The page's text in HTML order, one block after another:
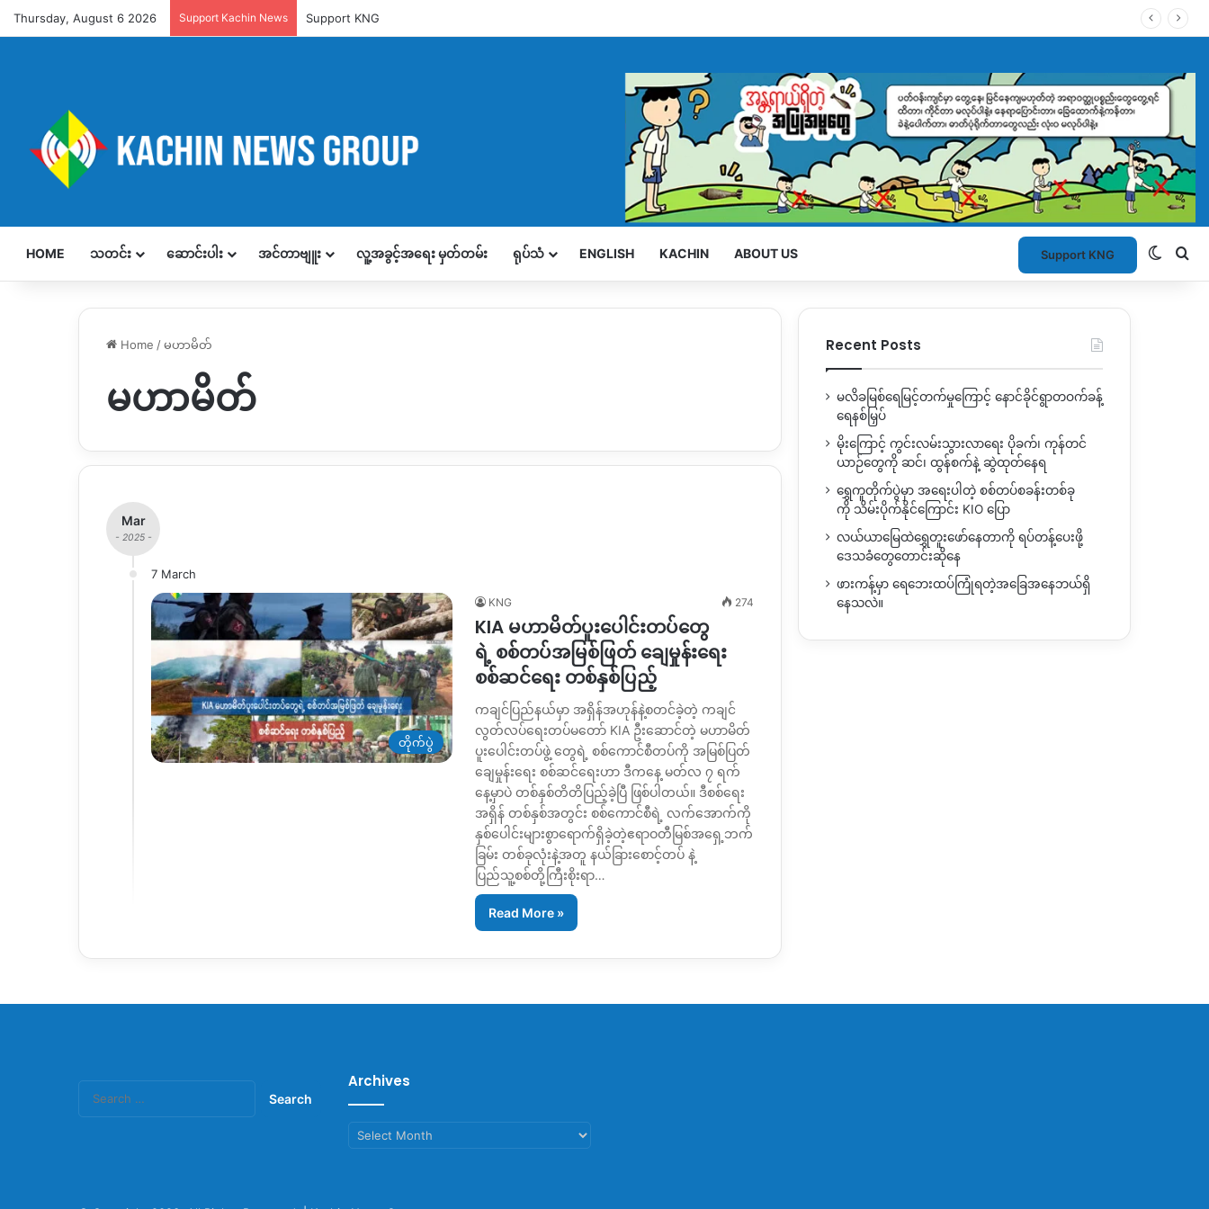
Thursday, August 6 2026 Support Kachin News Support KNG
HOME သတင်း ဆောင်းပါး အင်တာဗျူး လူ့အခွင့်အရေး မှတ်တမ်း ရုပ်သံ ENGLISH KACHIN ABOUT US Support KNG
Home /မဟာမိတ်
မဟာမိတ်
Mar
- 2025 -
7 March
တိုက်ပွဲ
KNG 274
KIA မဟာမိတ်ပူးပေါင်းတပ်တွေ
ရဲ့ စစ်တပ်အမြစ်ဖြတ် ချေမှုန်းရေး
စစ်ဆင်ရေး တစ်နှစ်ပြည့်
ကချင်ပြည်နယ်မှာ အရှိန်အဟုန်နဲ့စတင်ခဲ့တဲ့ ကချင်
လွတ်လပ်ရေးတပ်မတော် KIA ဦးဆောင်တဲ့ မဟာမိတ်
ပူးပေါင်းတပ်ဖွဲ့ တွေရဲ့ စစ်ကောင်စီတပ်ကို အမြစ်ပြတ်
ချေမှုန်းရေး စစ်ဆင်ရေးဟာ ဒီကနေ့ မတ်လ ၇ ရက်
နေ့မှာပဲ တစ်နှစ်တိတိပြည့်ခဲ့ပြီ ဖြစ်ပါတယ်။ ဒီစစ်ရေး
အရှိန် တစ်နှစ်အတွင်း စစ်ကောင်စီရဲ့ လက်အောက်ကို
နှစ်ပေါင်းများစွာရောက်ရှိခဲ့တဲ့ဧရာဝတီမြစ်အရှေ့ဘက်
ခြမ်း တစ်ခုလုံးနဲ့အတူ နယ်ခြားစောင့်တပ် နဲ့
ပြည်သူ့စစ်တို့ကြီးစိုးရာ…
Read More »
Recent Posts
မလိခမြစ်ရေမြင့်တက်မှုကြောင့် နောင်ခိုင်ရွာတဝက်ခန့်
ရေနစ်မြှပ်
မိုးကြောင့် ကွင်းလမ်းသွားလာရေး ပိုခက်၊ ကုန်တင်
ယာဉ်တွေကို ဆင်၊ ထွန်စက်နဲ့ ဆွဲထုတ်နေရ
ရွှေကူတိုက်ပွဲမှာ အရေးပါတဲ့ စစ်တပ်စခန်းတစ်ခု
ကို သိမ်းပိုက်နိုင်ကြောင်း KIO ပြော
လယ်ယာမြေထဲရွှေတူးဖော်နေတာကို ရပ်တန့်ပေးဖို့
ဒေသခံတွေတောင်းဆိုနေ
ဖားကန့်မှာ ရေဘေးထပ်ကြုံရတဲ့အခြေအနေဘယ်ရှိ
နေသလဲ။
for:
Archives
Archives